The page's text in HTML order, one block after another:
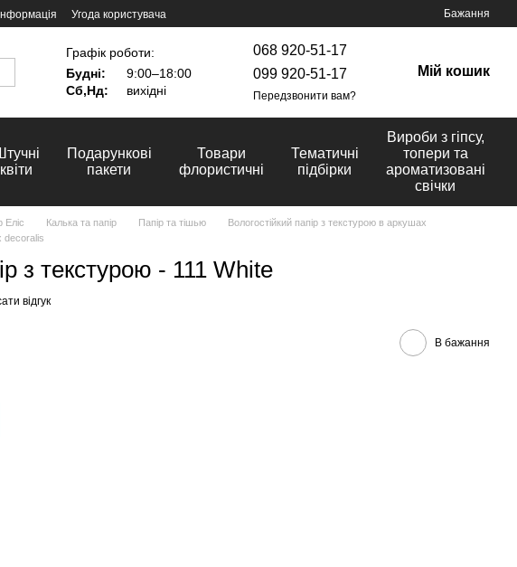
Угода користувача Бажання
Графік роботи:
Будні:
9:00–18:00
Сб,Нд:
вихідні
068 920-51-17
099 920-51-17
Передзвонити вам?
Мій кошик
квіти
Подарункові
пакети
Товари
флористичні
Тематичні
підбірки
Вироби з гіпсу,
топери та
ароматизовані
свічки
Еліс Калька та папір Папір та тішью
Вологостійкий папір з текстурою в аркушах
decoralis
з текстурою - 111 White
відгук
В бажання